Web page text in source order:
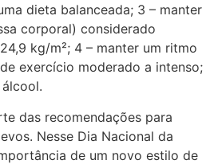
dieta balanceada; 3 – manter
corporal) considerado
kg/m²; 4 – manter um ritmo
exercício moderado a intenso;
das recomendações para
Nesse Dia Nacional da
de um novo estilo de